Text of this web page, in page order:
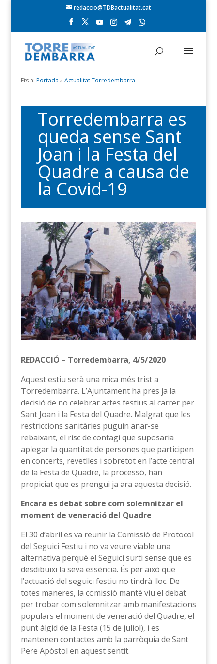
redaccio@TDBactualitat.cat
Ets a: Portada »Actualitat Torredembarra
Torredembarra es
queda sense Sant
Joan i la Festa del
Quadre a causa de
la Covid-19
REDACCIÓ – Torredembarra, 4/5/2020
Aquest estiu serà una mica més trist a
Torredembarra. L’Ajuntament ha pres ja la
decisió de no celebrar actes festius al carrer per
Sant Joan i la Festa del Quadre. Malgrat que les
restriccions sanitàries puguin anar-se
rebaixant, el risc de contagi que suposaria
aplegar la quantitat de persones que participen
en concerts, revetlles i sobretot en l’acte central
de la Festa de Quadre, la processó, han
propiciat que es prengui ja ara aquesta decisió.
Encara es debat sobre com solemnitzar el
moment de veneració del Quadre
El 30 d’abril es va reunir la Comissió de Protocol
del Seguici Festiu i no va veure viable una
alternativa perquè el Seguici surti sense que es
desdibuixi la seva essència. És per això que
l’actuació del seguici festiu no tindrà lloc. De
totes maneres, la comissió manté viu el debat
per trobar com solemnitzar amb manifestacions
populars el moment de veneració del Quadre, el
punt àlgid de la Festa (15 de juliol), i es
mantenen contactes amb la parròquia de Sant
Pere Apòstol en aquest sentit.